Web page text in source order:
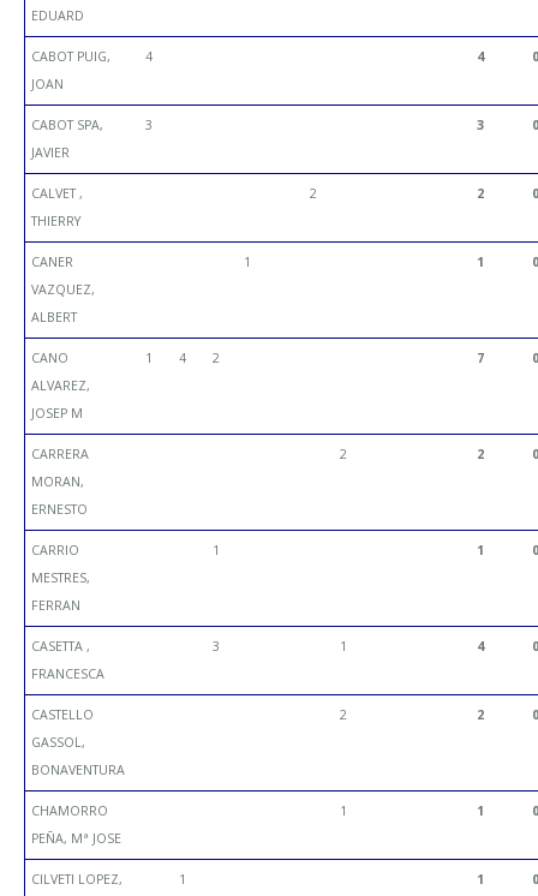
EDUARD
CABOT PUIG,
JOAN
4 4 0
CABOT SPA,
JAVIER
3 3 0
CALVET ,
THIERRY
2 2 0
CANER
VAZQUEZ,
ALBERT
1 1 0
CANO
ALVAREZ,
JOSEP M
1 4 2 7 0
CARRERA
MORAN,
ERNESTO
2 2 0
CARRIO
MESTRES,
FERRAN
1 1 0
CASETTA ,
FRANCESCA
3 1 4 0
CASTELLO
GASSOL,
BONAVENTURA
2 2 0
CHAMORRO
PEÑA, Mª JOSE
1 1 0
CILVETI LOPEZ,
1 1 0